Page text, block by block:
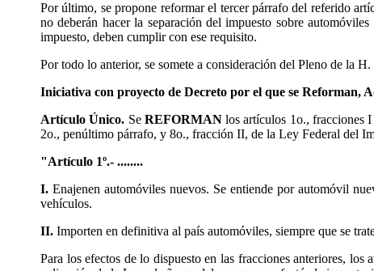
Por último, se propone reformar el tercer párrafo del referido
no deberán hacer la separación del impuesto sobre
impuesto, deben cumplir con ese requisito.
Por todo lo anterior, se somete a consideración del Pleno de la
Iniciativa con proyecto de Decreto por el que se Reforman,
Artículo Único. SeREFORMANlos artículos 1o., fracciones
2o., penúltimo párrafo, y 8o., fracción II, de la Ley Federal del
"Artículo 1º.- ........
I. Enajenen automóviles nuevos. Se entiende por automóvil
vehículos.
II. Importen en definitiva al país automóviles, siempre que se
Para los efectos de lo dispuesto en las fracciones anteriores,